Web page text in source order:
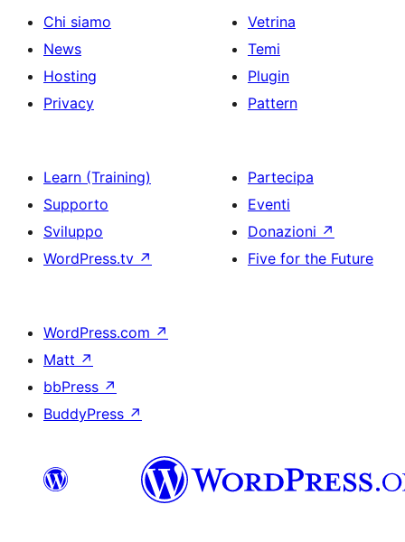
Chi siamo
News
Hosting
Privacy
Vetrina
Temi
Plugin
Pattern
Learn (Training)
Supporto
Sviluppo
WordPress.tv ↗
Partecipa
Eventi
Donazioni ↗
Five for the Future
WordPress.com ↗
Matt ↗
bbPress ↗
BuddyPress ↗